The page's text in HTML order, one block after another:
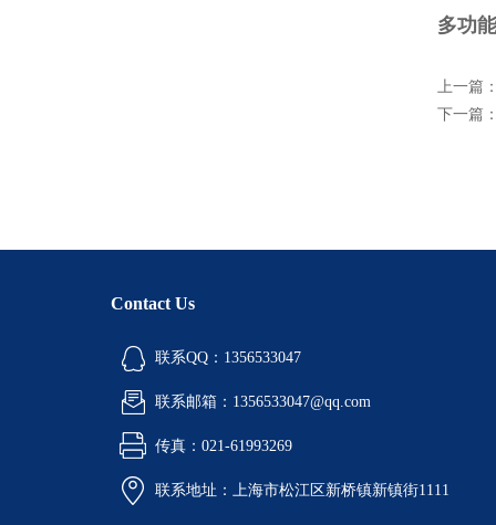
多功
上一篇
下一篇
Contact Us
联系QQ：1356533047
联系邮箱：1356533047@qq.com
传真：021-61993269
联系地址：上海市松江区新桥镇新镇街1111